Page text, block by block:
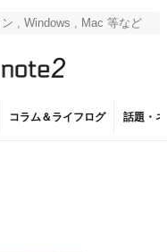
コラム＆ライフログ 話題・